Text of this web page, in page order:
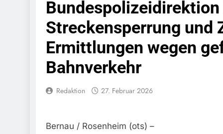
Schwarzarbeit
6. August 2026
Bundespolizei
6. August 2026
Streckensperrung und
Ermittlungen wegen
Bahnverkehr
Redaktion 27. Februar 2026
Bernau / Rosenheim (ots) –